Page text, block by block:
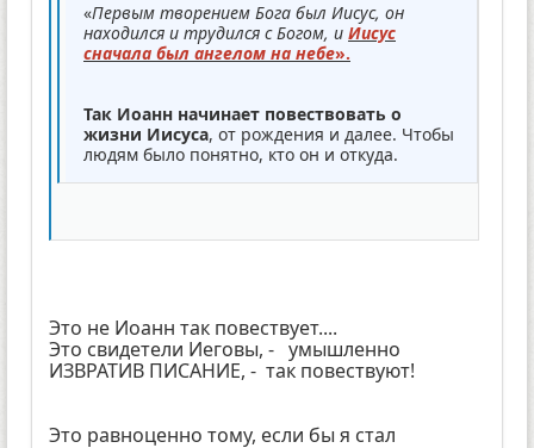
«Первым творением Бога был Иисус, он
находился и трудился с Богом, и Иисус
сначала был ангелом на небе».
Так Иоанн начинает повествовать о
жизни Иисуса, от рождения и далее. Чтобы
людям было понятно, кто он и откуда.
Это не Иоанн так повествует....
Это свидетели Иеговы, - умышленно
ИЗВРАТИВ ПИСАНИЕ, - так повествуют!
Это равноценно тому, если бы я стал